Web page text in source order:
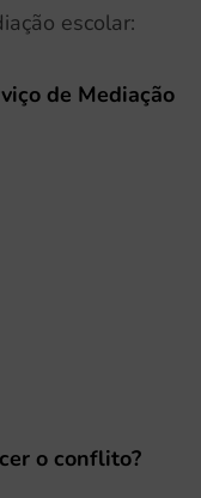
escolar:
de Mediação
o conflito?